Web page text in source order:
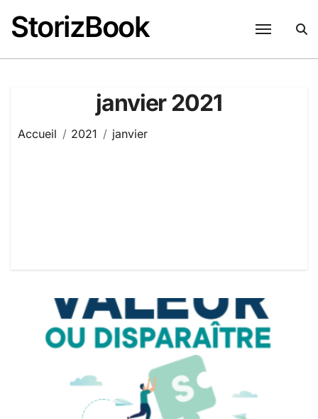
contenu
StorizBook
janvier 2021
Accueil 2021 janvier